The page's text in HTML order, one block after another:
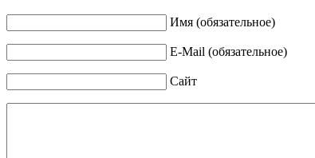
Имя (обязательное)
E-Mail (обязательное)
Сайт